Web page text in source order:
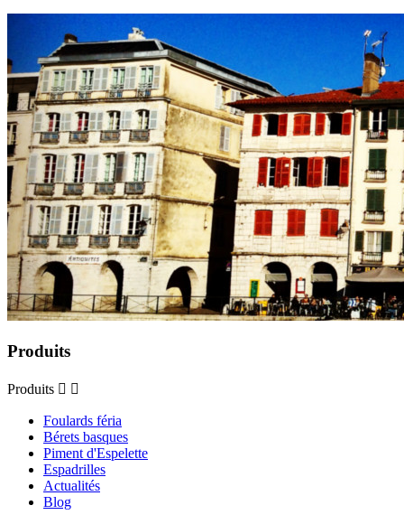
Produits
Produits  
Foulards féria
Bérets basques
Piment d'Espelette
Espadrilles
Actualités
Blog